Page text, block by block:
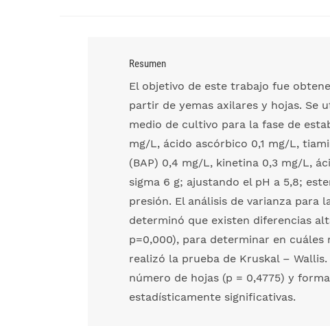
Resumen
El objetivo de este trabajo fue
partir de yemas axilares y hojas. Se
medio de cultivo para la fase de
mg/L, ácido ascórbico 0,1 mg/L,
(BAP) 0,4 mg/L, kinetina 0,3 mg/L,
sigma 6 g; ajustando el pH a 5,8;
presión. El análisis de varianza para
determinó que existen diferencias
p=0,000), para determinar en
realizó la prueba de Kruskal –
número de hojas (p = 0,4775) y
estadísticamente significativas.